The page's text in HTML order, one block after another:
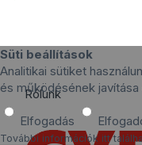
Süti beállítások
Analitikai sütiket
és működésének
Elfogadás
További információk itt
Rólunk